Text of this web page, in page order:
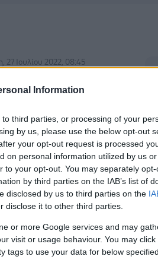
Information
third parties, or processing of your
by us, please use the below opt-out
your opt-out request is processed
on personal information utilized by us
to your opt-out. You may separately
by third parties on the IAB’s list of
disclosed by us to third parties on the
disclose it to other third parties.
or more Google services and may
visit or usage behaviour. You may
tags to use your data for below
27 Ιουλίου 2022, 08:45
Ασθενών με
χορήγηση
κατά του ιού
CoV2
τη χορήγηση του
φαρμάκου της
Μαρτίου 2021, 09:30